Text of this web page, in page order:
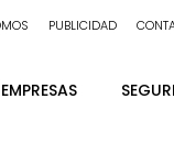
PUBLICIDAD
EMPRESAS